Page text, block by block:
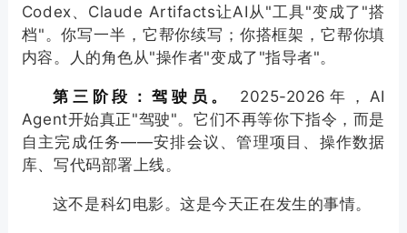
Codex、Claude Artifacts让AI从"工具"变成了"搭
档"。你写一半，它帮你续写；你搭框架，它帮你填
内容。人的角色从"操作者"变成了"指导者"。
第三阶段：驾驶员。
2025-2026年，AI
Agent开始真正"驾驶"。它们不再等你下指令，而是
自主完成任务——安排会议、管理项目、操作数据
库、写代码部署上线。
这不是科幻电影。这是今天正在发生的事情。